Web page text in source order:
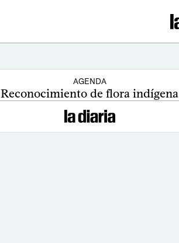
AGENDA
Reconocimiento de flora indígena